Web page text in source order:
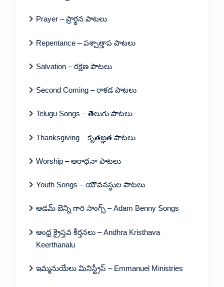
Prayer – ప్రార్థన పాటలు
Repentance – పశ్చాత్తాప పాటలు
Salvation – రక్షణ పాటలు
Second Coming – రాకడ పాటలు
Telugu Songs – తెలుగు పాటలు
Thanksgiving – కృతజ్ఞత పాటలు
Worship – ఆరాధనా పాటలు
Youth Songs – యౌవనస్థుల పాటలు
ఆడమ్ బెన్ని గారి సాంగ్స్ – Adam Benny Songs
ఆంధ్ర క్రైస్తవ కీర్తనలు – Andhra Kristhava
Keerthanalu
ఇమ్మనుయేలు మినిస్ట్రీస్ – Emmanuel Ministries